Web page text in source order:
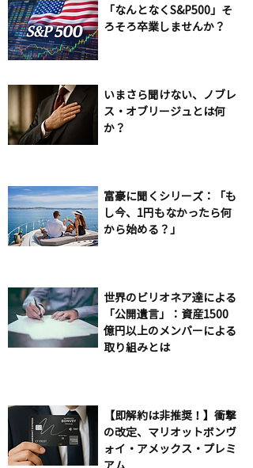
「なんとなくS&P500」そ
ろそろ卒業しませんか？
いまさら聞けない、ノブレ
ス・オブリージュとは何
か？
富豪に聞くシリーズ：「も
し今、1円もなかったら何
から始める？」
世界のビリオネア達による
「公開遺言」：資産1500
億円以上のメンバーによる
取り組みとは
【即解約は非推奨！】衝撃
の改定、マリオットボンヴ
ォイ・アメックス・プレミ
アム